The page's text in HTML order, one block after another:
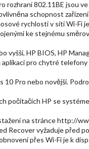
rozhraní 802.11BE jsou
schopnost
rychlosti v síti Wi-Fi
ke stejnému
vyšší, HP BIOS, HP
pro chytré
10 Pro nebo novější.
počítačích HP se
na stránce http://
Recover vyžaduje před
přes Wi-Fi je k